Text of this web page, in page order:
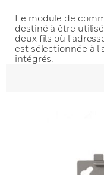
Le module de
destiné à être
deux fils où
est sélectionnée à
intégrés.